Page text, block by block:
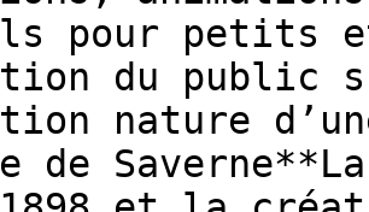
pour petits
du public
nature
de